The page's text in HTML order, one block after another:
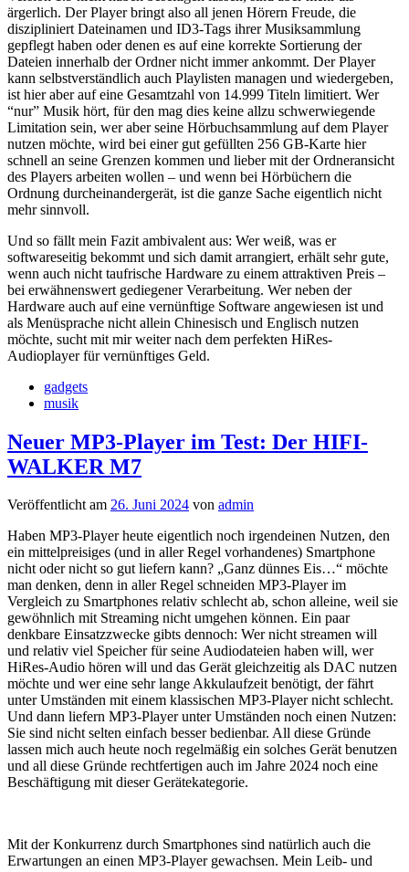
ärgerlich. Der Player bringt also all jenen Hörern Freude, die
diszipliniert Dateinamen und ID3-Tags ihrer Musiksammlung
gepflegt haben oder denen es auf eine korrekte Sortierung der
Dateien innerhalb der Ordner nicht immer ankommt. Der Player
kann selbstverständlich auch Playlisten managen und wiedergeben,
ist hier aber auf eine Gesamtzahl von 14.999 Titeln limitiert. Wer
“nur” Musik hört, für den mag dies keine allzu schwerwiegende
Limitation sein, wer aber seine Hörbuchsammlung auf dem Player
nutzen möchte, wird bei einer gut gefüllten 256 GB-Karte hier
schnell an seine Grenzen kommen und lieber mit der Ordneransicht
des Players arbeiten wollen – und wenn bei Hörbüchern die
Ordnung durcheinandergerät, ist die ganze Sache eigentlich nicht
mehr sinnvoll.
Und so fällt mein Fazit ambivalent aus: Wer weiß, was er
softwareseitig bekommt und sich damit arrangiert, erhält sehr gute,
wenn auch nicht taufrische Hardware zu einem attraktiven Preis –
bei erwähnenswert gediegener Verarbeitung. Wer neben der
Hardware auch auf eine vernünftige Software angewiesen ist und
als Menüsprache nicht allein Chinesisch und Englisch nutzen
möchte, sucht mit mir weiter nach dem perfekten HiRes-
Audioplayer für vernünftiges Geld.
gadgets
musik
Neuer MP3-Player im Test: Der HIFI-
WALKER M7
Veröffentlicht am 26. Juni 2024 von admin
Haben MP3-Player heute eigentlich noch irgendeinen Nutzen, den
ein mittelpreisiges (und in aller Regel vorhandenes) Smartphone
nicht oder nicht so gut liefern kann? „Ganz dünnes Eis…“ möchte
man denken, denn in aller Regel schneiden MP3-Player im
Vergleich zu Smartphones relativ schlecht ab, schon alleine, weil sie
gewöhnlich mit Streaming nicht umgehen können. Ein paar
denkbare Einsatzzwecke gibts dennoch: Wer nicht streamen will
und relativ viel Speicher für seine Audiodateien haben will, wer
HiRes-Audio hören will und das Gerät gleichzeitig als DAC nutzen
möchte und wer eine sehr lange Akkulaufzeit benötigt, der fährt
unter Umständen mit einem klassischen MP3-Player nicht schlecht.
Und dann liefern MP3-Player unter Umständen noch einen Nutzen:
Sie sind nicht selten einfach besser bedienbar. All diese Gründe
lassen mich auch heute noch regelmäßig ein solches Gerät benutzen
und all diese Gründe rechtfertigen auch im Jahre 2024 noch eine
Beschäftigung mit dieser Gerätekategorie.
Mit der Konkurrenz durch Smartphones sind natürlich auch die
Erwartungen an einen MP3-Player gewachsen. Mein Leib- und